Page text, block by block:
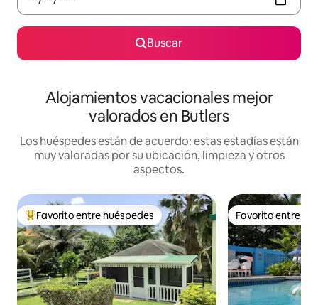
Buscar
Alojamientos vacacionales mejor
valorados en Butlers
Los huéspedes están de acuerdo: estas estadías están
muy valoradas por su ubicación, limpieza y otros
aspectos.
Favorito entre huéspedes preferido
Favorito entre huéspedes Favorito entre
Favorito entre